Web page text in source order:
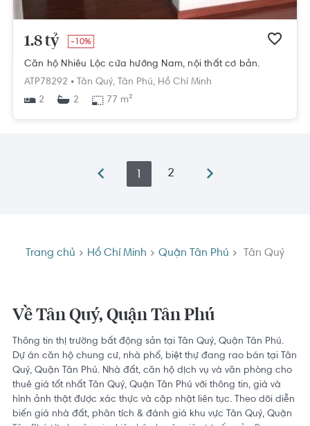
1.8 tỷ -10%
Căn hộ Nhiêu Lộc cửa hướng Nam, nội thất cơ bản.
ATP78292 • Tân Quý, Tân Phú, Hồ Chí Minh
2
2 77 m²
1 2
Trang chủ Hồ Chí Minh Quận Tân Phú Tân Quý
Về Tân Quý, Quận Tân Phú
Thông tin thị trường bất động sản tại Tân Quý, Quận Tân Phú.
Dự án căn hộ chung cư, nhà phố, biệt thự đang rao bán tại Tân
Quý, Quận Tân Phú. Nhà đất, căn hộ dịch vụ và văn phòng cho
thuê giá tốt nhất Tân Quý, Quận Tân Phú với thông tin, giá và
hình ảnh thật được xác thực và cập nhật liên tục. Theo dõi diễn
biến giá nhà đất, phân tích & đánh giá khu vực Tân Quý, Quận